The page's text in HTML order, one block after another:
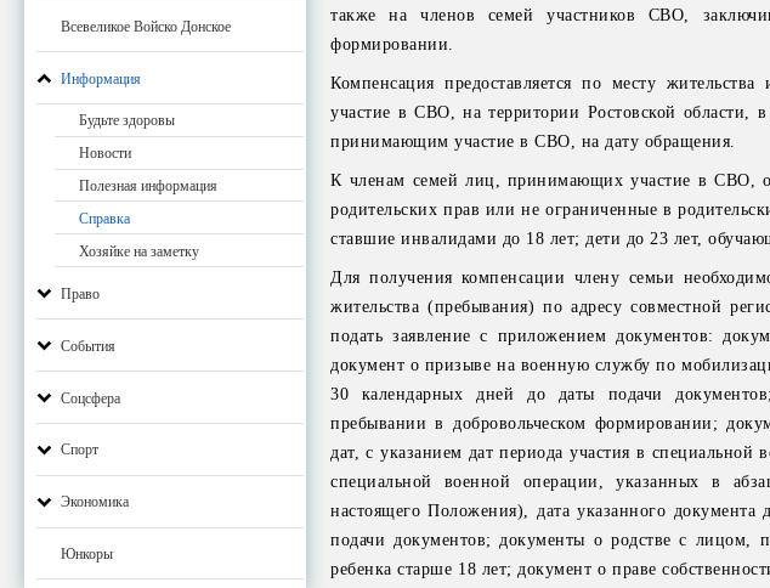
Всевеликое Войско Донское
Информация
Будьте здоровы
Новости
Полезная информация
Справка
Хозяйке на заметку
Право
События
Соцсфера
Спорт
Экономика
Юнкоры
также на членов семей участников СВО,
формировании.
Компенсация предоставляется по месту
участие в СВО, на территории Ростовской области,
принимающим участие в СВО, на дату обращения.
К членам семей лиц, принимающих участие в СВО,
родительских прав или не ограниченные в
ставшие инвалидами до 18 лет; дети до 23 лет,
Для получения компенсации члену семьи
жительства (пребывания) по адресу совместной
подать заявление с приложением документов:
документ о призыве на военную службу по
30 календарных дней до даты подачи
пребывании в добровольческом формировании;
дат, с указанием дат периода участия в
специальной военной операции, указанных в
настоящего Положения), дата указанного
подачи документов; документы о родстве с
ребенка старше 18 лет; документ о праве